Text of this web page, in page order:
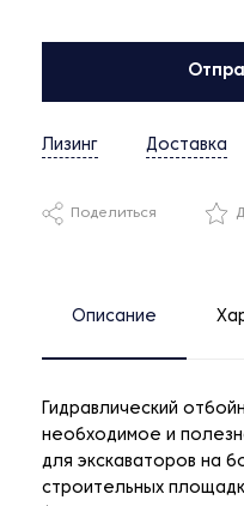
Лизинг Доставка
Поделиться
Описание
Гидравлический
необходимое и
для экскаваторов на
строительных